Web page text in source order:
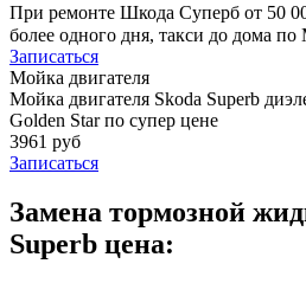
При ремонте Шкода Суперб от 50
более одного дня, такси до дома по
Записаться
Мойка двигателя
Мойка двигателя Skoda Superb
Golden Star по супер цене
3961 руб
Записаться
Замена тормозной
Superb цена: